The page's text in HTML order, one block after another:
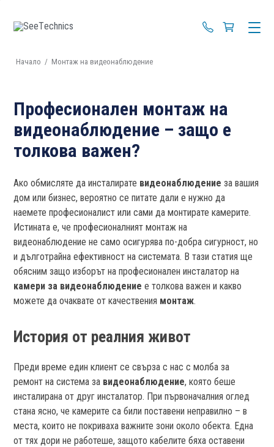
+359 88 670
Начало / Монтаж на видеонаблюдение
Професионален монтаж на
видеонаблюдение – защо е
толкова важен?
Ако обмисляте да инсталирате видеонаблюдение за вашия
дом или бизнес, вероятно се питате дали е нужно да
наемете професионалист или сами да монтирате камерите.
Истината е, че професионалният монтаж на
видеонаблюдение не само осигурява по-добра сигурност, но
и дълготрайна ефективност на системата. В тази статия ще
обясним защо изборът на професионален инсталатор на
камери за видеонаблюдение е толкова важен и какво
можете да очаквате от качествения монтаж.
История от реалния живот
Преди време един клиент се свърза с нас с молба за
ремонт на система за видеонаблюдение, която беше
инсталирана от друг инсталатор. При първоначалния оглед
стана ясно, че камерите са били поставени неправилно – в
места, които не покриваха важните зони около обекта. Една
от тях дори не работеше, защото кабелите бяха оставени